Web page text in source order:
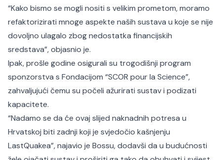
“Kako bismo se mogli nositi s velikim prometom, moramo
refaktorizirati mnoge aspekte naših sustava u koje se nije
dovoljno ulagalo zbog nedostatka financijskih
sredstava”, objasnio je.
Ipak, prošle godine osigurali su trogodišnji program
sponzorstva s Fondacijom “SCOR pour la Science”,
zahvaljujući čemu su počeli ažurirati sustav i podizati
kapacitete.
“Nadamo se da će ovaj slijed naknadnih potresa u
Hrvatskoj biti zadnji koji je svjedočio kašnjenju
LastQuakea”, najavio je Bossu, dodavši da u budućnosti